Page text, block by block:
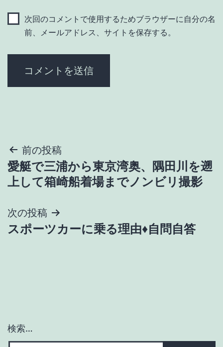
次回のコメントで使用するためブラウザーに自分の名
前、メールアドレス、サイトを保存する。
投
稿
ビ
ン
前の投稿
愛艇で三浦から東京湾奥、隅田川を遡
上して箱崎船着場までノンビリ撮影
次の投稿
スポーツカーに乗る理由♦自問自答
検索…